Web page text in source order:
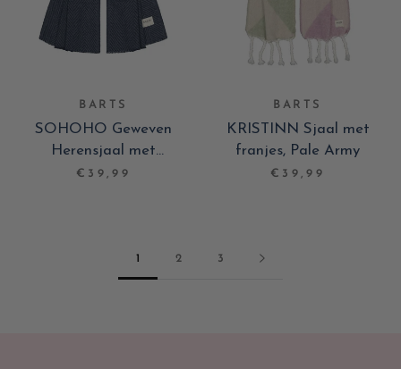
BARTS
SOHOHO Geweven
Herensjaal met
visgraatpatroon, Navy
€39,99
BARTS
KRISTINN Sjaal met
franjes, Pale Army
€39,99
1 2 3